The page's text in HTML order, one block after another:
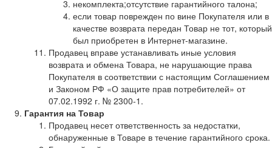
некомплекта;отсутствие гарантийного талона;
если товар поврежден по вине Покупателя или в
качестве возврата передан Товар не тот, который
был приобретен в Интернет-магазине.
Продавец вправе устанавливать иные условия
возврата и обмена Товара, не нарушающие права
Покупателя в соответствии с настоящим Соглашением
и Законом РФ «О защите прав потребителей» от
07.02.1992 г. № 2300-1.
Гарантия на Товар
Продавец несет ответственность за недостатки,
обнаруженные в Товаре в течение гарантийного срока.